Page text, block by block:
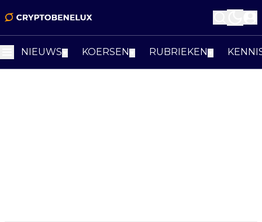
NIEUWS KOERSEN RUBRIEKEN